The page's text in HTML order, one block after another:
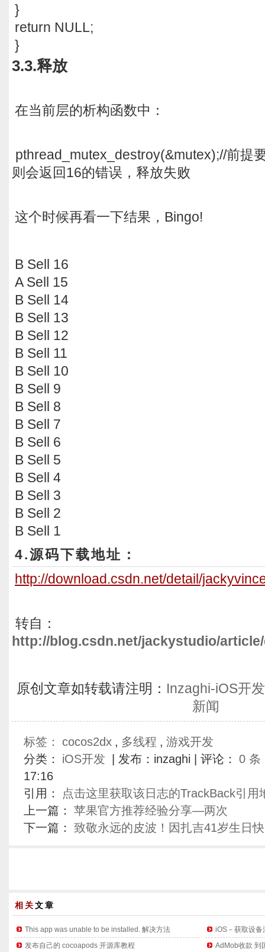
}
return NULL;
}
3.3.释放
在当前层的析构函数中：
pthread_mutex_destroy(&mutex);//前提
则会返回16的错误，释放失败
这个时候再看一下结果，Bingo!
B Sell 16
A Sell 15
B Sell 14
B Sell 13
B Sell 12
B Sell 11
B Sell 10
B Sell 9
B Sell 8
B Sell 7
B Sell 6
B Sell 5
B Sell 4
B Sell 3
B Sell 2
B Sell 1
4.源码下载地址：
http://download.csdn.net/detail/
转自：
http://blog.csdn.net/jackystudio/
原创文章如转载请注明： Inzaghi-iOS开
新闻
标签： cocos2dx , 多线程 , 游戏开发
分类：
iOS开发 | 发布：inzaghi | 评论： 0 条
17:16
引用：
点击这里获取该日志的TrackBack引用
上一篇：
苹果官方推荐经验分享—两次
下一篇：
致敬永远的皮波！因扎吉41岁生日
相关文章
This app was unable to be installed. 解决方法
iOS－获取设备
发布自己的 cocoapods 开源库教程
AdMob收款 到